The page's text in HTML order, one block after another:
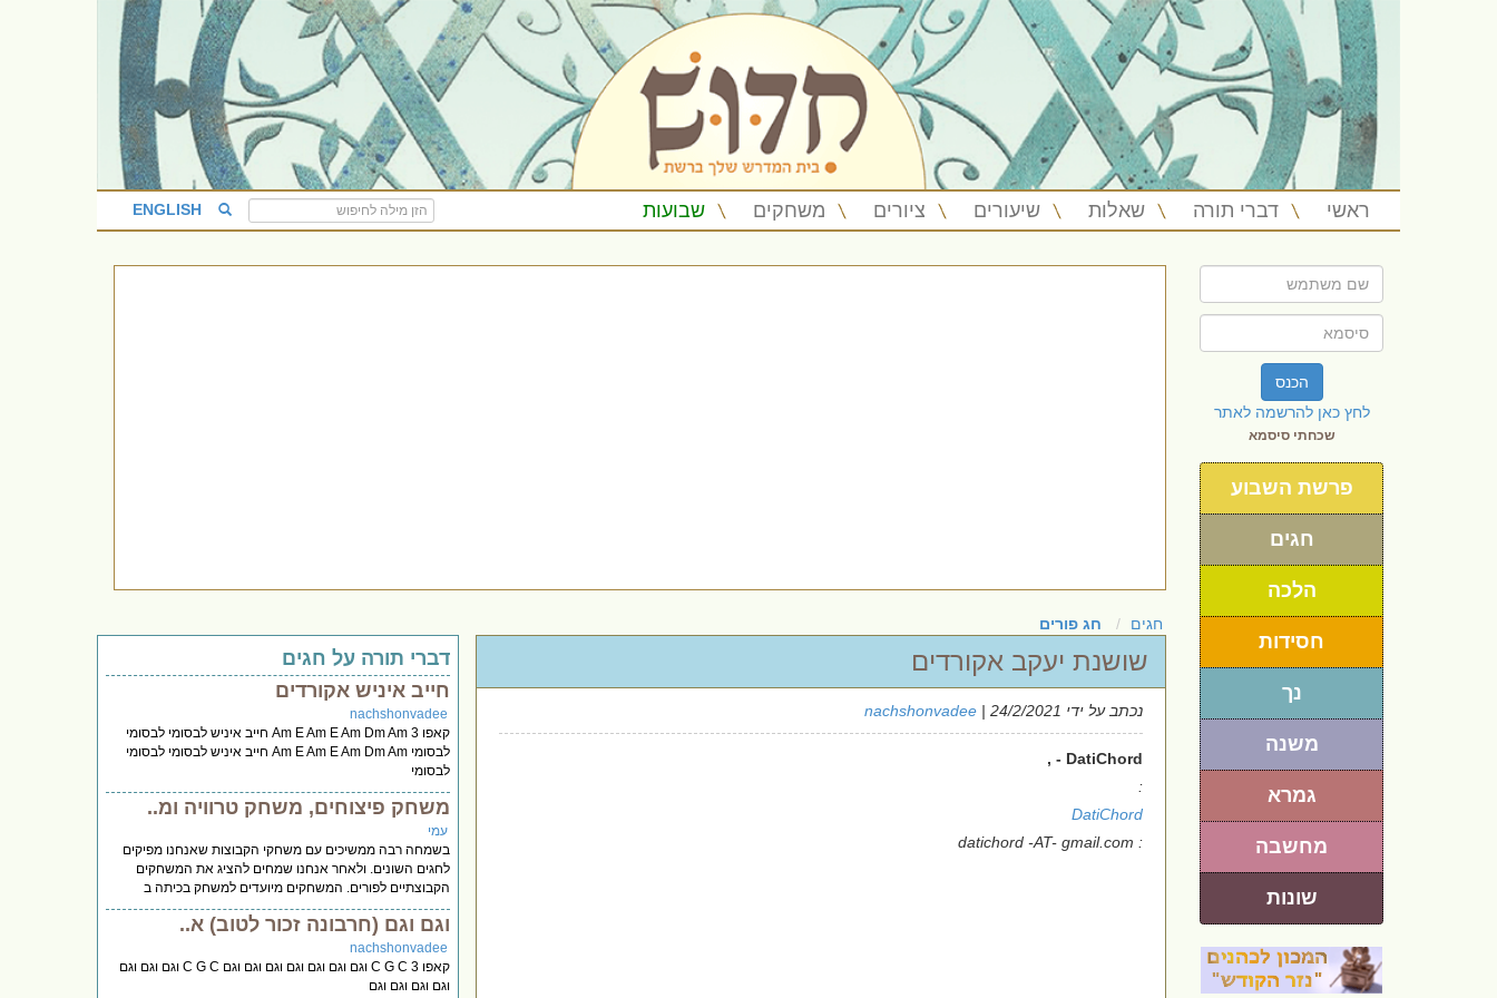
ראשי דברי תורה שאלות שיעורים ציורים משחקים שבועות ENGLISH
הכנס
לחץ כאן להרשמה לאתר
שכחתי סיסמא
פרשת השבוע
חגים
הלכה
חסידות
נך
משנה
גמרא
מחשבה
שונות
חגים חג פורים
שושנת יעקב אקורדים
נכתב על ידי nachshonvadee | 24/2/2021
DatiChord - ,
:
DatiChord
: datichord -AT- gmail.com
דברי תורה על חגים
חייב איניש אקורדים
nachshonvadee
קאפו 3 Am E Am E Am Dm Am חייב איניש לבסומי לבסומי
לבסומי Am E Am E Am Dm Am חייב איניש לבסומי לבסומי
לבסומי
משחק פיצוחים, משחק טרוויה ומ..
עמי
בשמחה רבה ממשיכים עם משחקי הקבוצות שאנחנו מפיקים
לחגים השונים. ולאחר אנחנו שמחים להציג את המשחקים
הקבוצתיים לפורים. המשחקים מיועדים למשחק בכיתה ב
וגם וגם (חרבונה זכור לטוב) א..
nachshonvadee
קאפו 3 C G C וגם וגם וגם וגם וגם וגם וגם C G C וגם וגם וגם
וגם וגם וגם וגם